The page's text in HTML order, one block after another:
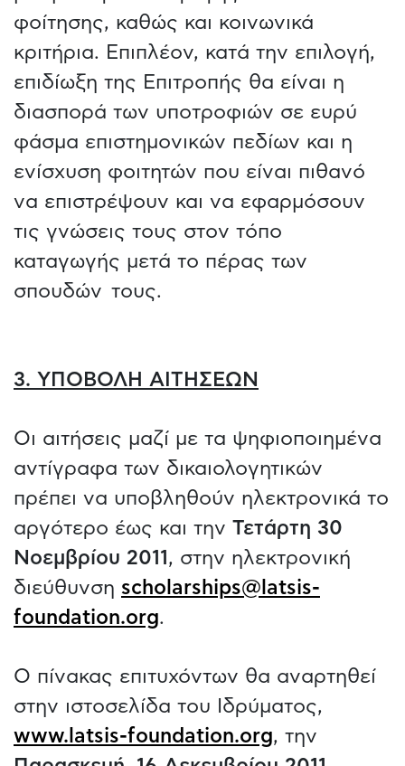
φοίτησης, καθώς και κοινωνικά
κριτήρια. Επιπλέον, κατά την επιλογή,
επιδίωξη της Επιτροπής θα είναι η
διασπορά των υποτροφιών σε ευρύ
φάσμα επιστημονικών πεδίων και η
ενίσχυση φοιτητών που είναι πιθανό
να επιστρέψουν και να εφαρμόσουν
τις γνώσεις τους στον τόπο
καταγωγής μετά το πέρας των
σπουδών τους.
3. ΥΠΟΒΟΛΗ ΑΙΤΗΣΕΩΝ
Οι αιτήσεις μαζί με τα ψηφιοποιημένα
αντίγραφα των δικαιολογητικών
πρέπει να υποβληθούν ηλεκτρονικά το
αργότερο έως και την Τετάρτη 30
Νοεμβρίου 2011 , στην ηλεκτρονική
διεύθυνση scholarships@latsis-
foundation.org.
O πίνακας επιτυχόντων θα αναρτηθεί
στην ιστοσελίδα του Ιδρύματος,
www.latsis-foundation.org, την